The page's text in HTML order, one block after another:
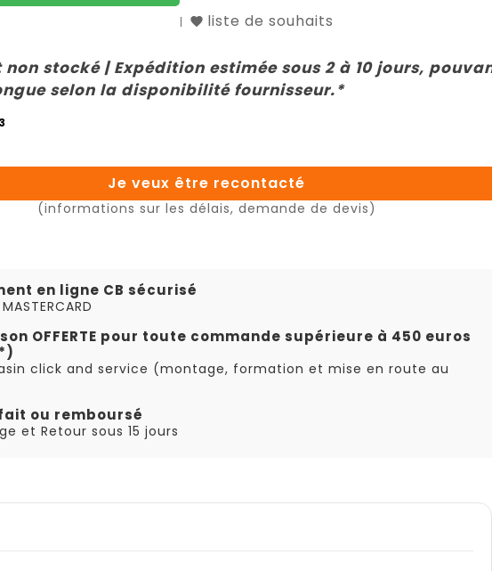
liste de souhaits
non stocké | Expédition estimée sous 2 à 10 jours,
selon la disponibilité fournisseur.*
Je veux être recontacté
(informations sur les délais, demande de devis)
en ligne CB sécurisé
OFFERTE pour toute commande supérieure à 450 euros
click and service (montage, formation et mise en route au
ou remboursé
et Retour sous 15 jours